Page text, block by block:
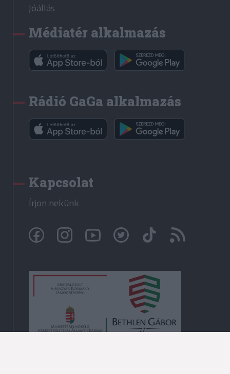
Jóállás
Médiatér alkalmazás
Rádió GaGa alkalmazás
Kapcsolat
Írjon nekünk